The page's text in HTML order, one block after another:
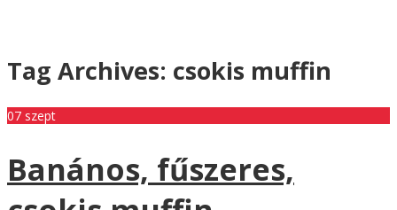
Tag Archives: csokis muffin
07 szept
Banános, fűszeres,